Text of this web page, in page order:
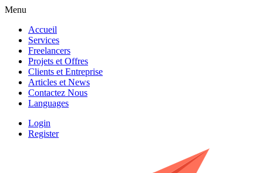
Menu
Accueil
Services
Freelancers
Projets et Offres
Clients et Entreprise
Articles et News
Contactez Nous
Languages
Login
Register